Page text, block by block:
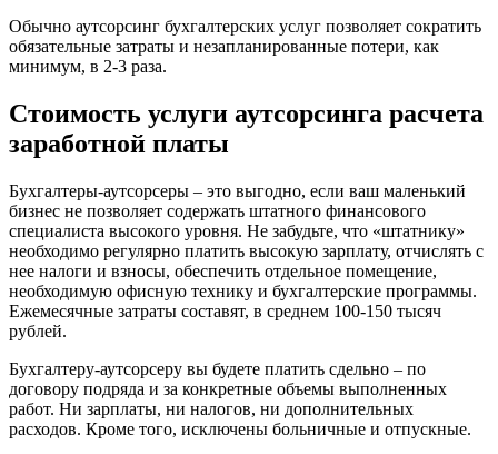
Обычно аутсорсинг бухгалтерских услуг позволяет сократить
обязательные затраты и незапланированные потери, как
минимум, в 2-3 раза.
Стоимость услуги аутсорсинга расчета
заработной платы
Бухгалтеры-аутсорсеры – это выгодно, если ваш маленький
бизнес не позволяет содержать штатного финансового
специалиста высокого уровня. Не забудьте, что «штатнику»
необходимо регулярно платить высокую зарплату, отчислять с
нее налоги и взносы, обеспечить отдельное помещение,
необходимую офисную технику и бухгалтерские программы.
Ежемесячные затраты составят, в среднем 100-150 тысяч
рублей.
Бухгалтеру-аутсорсеру вы будете платить сдельно – по
договору подряда и за конкретные объемы выполненных
работ. Ни зарплаты, ни налогов, ни дополнительных
расходов. Кроме того, исключены больничные и отпускные.